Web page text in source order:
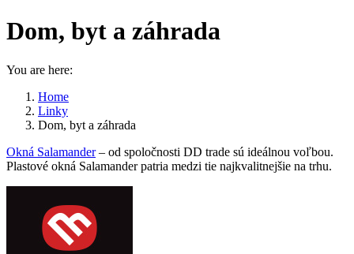
Dom, byt a záhrada
You are here:
Home
Linky
Dom, byt a záhrada
Okná Salamander– od spoločnosti DD trade sú ideálnou voľbou.
Plastové okná Salamander patria medzi tie najkvalitnejšie na trhu.